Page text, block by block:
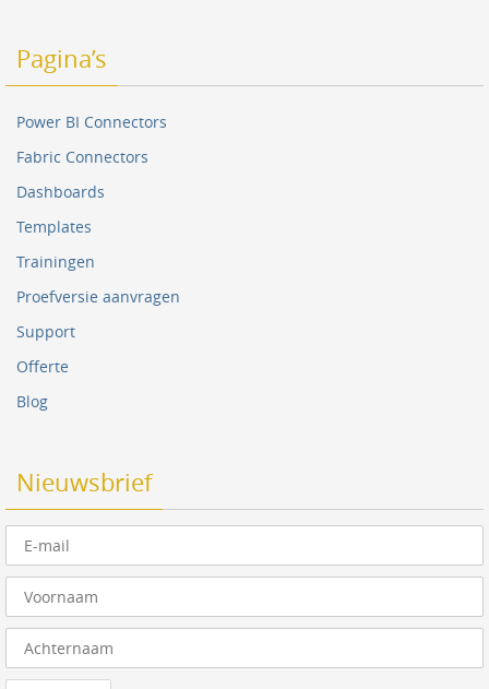
Pagina’s
Power BI Connectors
Fabric Connectors
Dashboards
Templates
Trainingen
Proefversie aanvragen
Support
Offerte
Blog
Nieuwsbrief